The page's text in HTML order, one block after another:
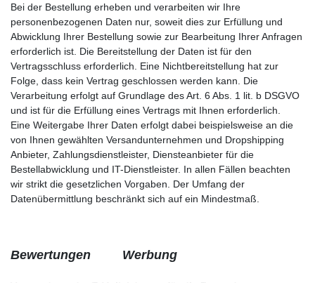
Bei der Bestellung erheben und verarbeiten wir Ihre
personenbezogenen Daten nur, soweit dies zur Erfüllung und
Abwicklung Ihrer Bestellung sowie zur Bearbeitung Ihrer Anfragen
erforderlich ist. Die Bereitstellung der Daten ist für den
Vertragsschluss erforderlich. Eine Nichtbereitstellung hat zur
Folge, dass kein Vertrag geschlossen werden kann. Die
Verarbeitung erfolgt auf Grundlage des Art. 6 Abs. 1 lit. b DSGVO
und ist für die Erfüllung eines Vertrags mit Ihnen erforderlich.
Eine Weitergabe Ihrer Daten erfolgt dabei beispielsweise an die
von Ihnen gewählten Versandunternehmen und Dropshipping
Anbieter, Zahlungsdienstleister, Diensteanbieter für die
Bestellabwicklung und IT-Dienstleister. In allen Fällen beachten
wir strikt die gesetzlichen Vorgaben. Der Umfang der
Datenübermittlung beschränkt sich auf ein Mindestmaß.
Bewertungen Werbung